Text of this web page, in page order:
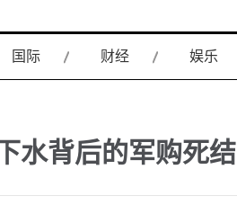
国际 财经 娱乐
水背后的军购死结